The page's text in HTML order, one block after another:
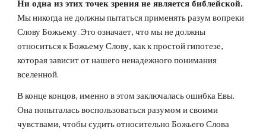
Мы никогда не должны пытаться применять разум вопреки
Слову Божьему. Это означает, что мы не должны
относиться к Божьему Слову, как к простой гипотезе,
которая зависит от нашего ненадежного понимания
вселенной.
В конце концов, именно в этом заключалась ошибка Евы.
Она попыталась воспользоваться разумом и своими
чувствами, чтобы судить относительно Божьего Слова